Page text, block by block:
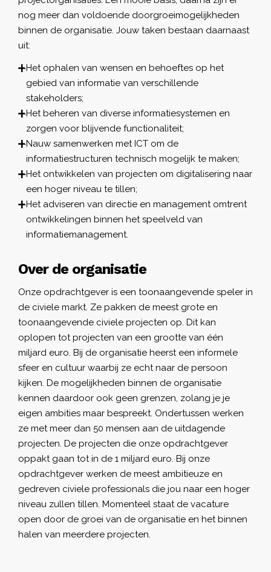
nog meer dan voldoende doorgroeimogelijkheden
binnen de organisatie. Jouw taken bestaan daarnaast
uit:
Het ophalen van wensen en behoeftes op het
gebied van informatie van verschillende
stakeholders;
Het beheren van diverse informatiesystemen en
zorgen voor blijvende functionaliteit;
Nauw samenwerken met ICT om de
informatiestructuren technisch mogelijk te maken;
Het ontwikkelen van projecten om digitalisering naar
een hoger niveau te tillen;
Het adviseren van directie en management omtrent
ontwikkelingen binnen het speelveld van
informatiemanagement.
Over de organisatie
Onze opdrachtgever is een toonaangevende speler in
de civiele markt. Ze pakken de meest grote en
toonaangevende civiele projecten op. Dit kan
oplopen tot projecten van een grootte van één
miljard euro. Bij de organisatie heerst een informele
sfeer en cultuur waarbij ze echt naar de persoon
kijken. De mogelijkheden binnen de organisatie
kennen daardoor ook geen grenzen, zolang je je
eigen ambities maar bespreekt. Ondertussen werken
ze met meer dan 50 mensen aan de uitdagende
projecten. De projecten die onze opdrachtgever
oppakt gaan tot in de 1 miljard euro. Bij onze
opdrachtgever werken de meest ambitieuze en
gedreven civiele professionals die jou naar een hoger
niveau zullen tillen. Momenteel staat de vacature
open door de groei van de organisatie en het binnen
halen van meerdere projecten.